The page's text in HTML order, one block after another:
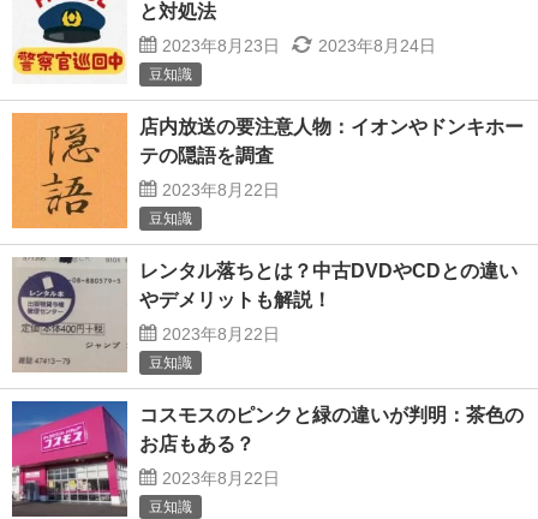
と対処法
2023年8月23日 2023年8月24日
豆知識
店内放送の要注意人物：イオンやドンキホー
テの隠語を調査
2023年8月22日
豆知識
レンタル落ちとは？中古DVDやCDとの違い
やデメリットも解説！
2023年8月22日
豆知識
コスモスのピンクと緑の違いが判明：茶色の
お店もある？
2023年8月22日
豆知識